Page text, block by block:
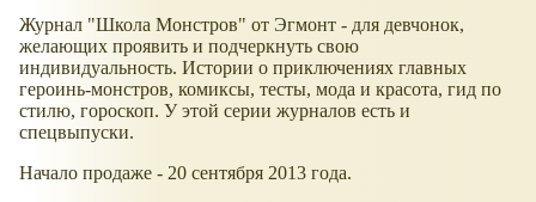
Журнал "Школа Монстров" от Эгмонт - для девчонок,
желающих проявить и подчеркнуть свою
индивидуальность. Истории о приключениях главных
героинь-монстров, комиксы, тесты, мода и красота, гид по
стилю, гороскоп. У этой серии журналов есть и
спецвыпуски.
Начало продаже - 20 сентября 2013 года.